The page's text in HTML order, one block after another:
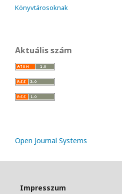
Könyvtárosoknak
Aktuális szám
Open Journal Systems
Impresszum